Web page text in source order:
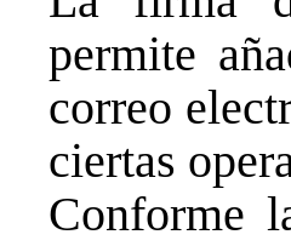
permite
correo
ciertas
Conforme